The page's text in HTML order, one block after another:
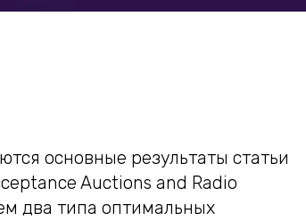
основные результаты статьи
Auctions and Radio
два типа оптимальных